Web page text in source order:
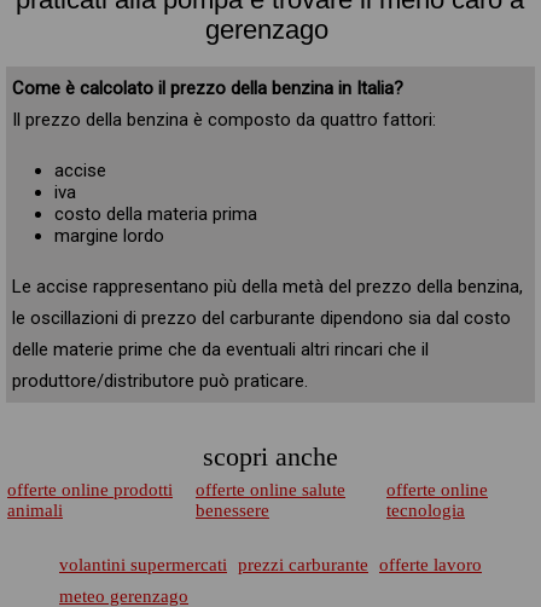
gerenzago
Come è calcolato il prezzo della benzina in Italia?
Il prezzo della benzina è composto da quattro fattori:
accise
iva
costo della materia prima
margine lordo
Le accise rappresentano più della metà del prezzo della benzina,
le oscillazioni di prezzo del carburante dipendono sia dal costo
delle materie prime che da eventuali altri rincari che il
produttore/distributore può praticare.
scopri anche
offerte online prodotti
animali
offerte online salute
benessere
offerte online
tecnologia
volantini supermercati prezzi carburante
offerte lavoro
meteo gerenzago